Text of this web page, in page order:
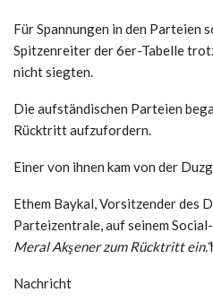
Für Spannungen in den Parteien
Spitzenreiter der 6er-Tabelle
nicht siegten.
Die aufständischen Parteien
Rücktritt aufzufordern.
Einer von ihnen kam von der
Ethem Baykal, Vorsitzender des
Parteizentrale, auf seinem
Meral Akşener zum Rücktritt ein.“
Nachricht